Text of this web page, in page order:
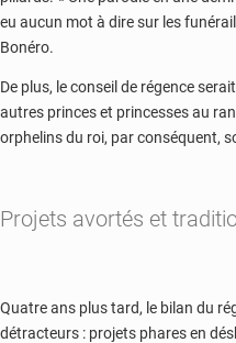
eu aucun mot à dire sur les
Bonéro.
De plus, le conseil de régence
autres princes et princesses au
orphelins du roi, par conséquent,
Projets avortés et
Quatre ans plus tard, le bilan du
détracteurs : projets phares en